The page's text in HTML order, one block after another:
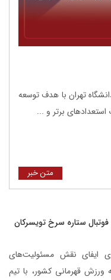
تهران با هدف توسعه
برتر و ...
متن خبر
ستاره سرخ تویسرکان
ایفای نقش مسئولیت‌های
قهرمانی کشور، با تیم